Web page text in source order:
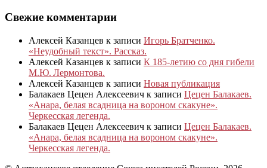
Свежие комментарии
Алексей Казанцев к записи Игорь Братченко.
«Неудобный текст». Рассказ.
Алексей Казанцев к записи К 185‑летию со дня гибели
М.Ю. Лермонтова.
Алексей Казанцев к записи Новая публикация
Балакаев Цецен Алексеевич к записи Цецен Балакаев.
«Анара, белая всадница на вороном скакуне».
Черкесская легенда.
Балакаев Цецен Алексеевич к записи Цецен Балакаев.
«Анара, белая всадница на вороном скакуне».
Черкесская легенда.